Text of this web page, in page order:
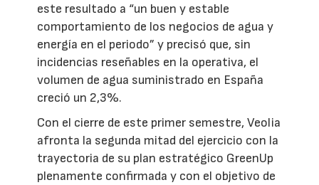
este resultado a “un buen y estable
comportamiento de los negocios de agua y
energía en el periodo” y precisó que, sin
incidencias reseñables en la operativa, el
volumen de agua suministrado en España
creció un 2,3%.
Con el cierre de este primer semestre, Veolia
afronta la segunda mitad del ejercicio con la
trayectoria de su plan estratégico GreenUp
plenamente confirmada y con el objetivo de